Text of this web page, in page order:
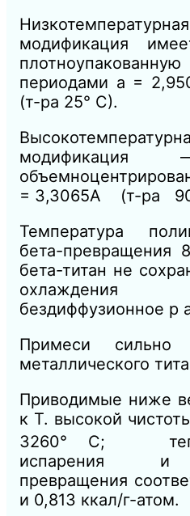
модификация
периодами а =
(т-ра 25° С).
модификация
= 3,3065А (т-ра
Температура
бета-превращения
бета-титан не
охлаждения
бездиффузионное р
Примеси сильно
металлического
Приводимые ниже
к Т. высокой
3260° С;
испарения и
превращения
и 0,813 ккал/г-атом.